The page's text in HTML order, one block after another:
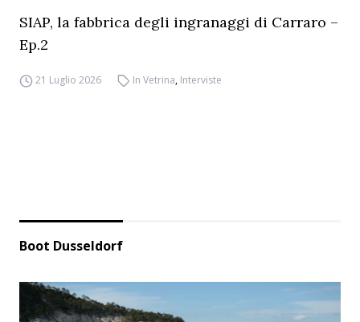
SIAP, la fabbrica degli ingranaggi di Carraro –
Ep.2
21 Luglio 2026 In Vetrina, Interviste
Boot Dusseldorf